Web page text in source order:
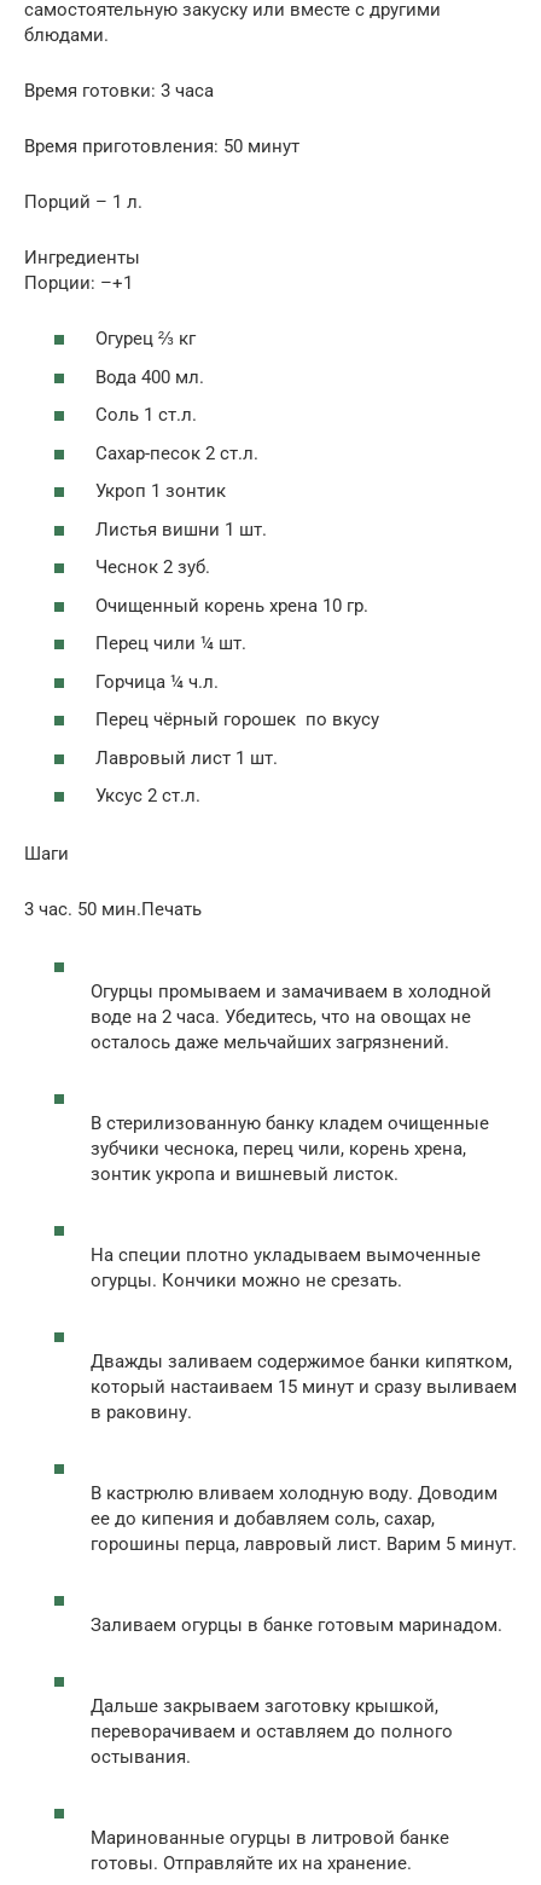
самостоятельную закуску или вместе с другими
блюдами.
Время готовки: 3 часа
Время приготовления: 50 минут
Порций – 1 л.
Ингредиенты
Порции: –+1
Огурец ⅔ кг
Вода 400 мл.
Соль 1 ст.л.
Сахар-песок 2 ст.л.
Укроп 1 зонтик
Листья вишни 1 шт.
Чеснок 2 зуб.
Очищенный корень хрена 10 гр.
Перец чили ¼ шт.
Горчица ¼ ч.л.
Перец чёрный горошек по вкусу
Лавровый лист 1 шт.
Уксус 2 ст.л.
Шаги
3 час. 50 мин.Печать
Огурцы промываем и замачиваем в холодной
воде на 2 часа. Убедитесь, что на овощах не
осталось даже мельчайших загрязнений.
В стерилизованную банку кладем очищенные
зубчики чеснока, перец чили, корень хрена,
зонтик укропа и вишневый листок.
На специи плотно укладываем вымоченные
огурцы. Кончики можно не срезать.
Дважды заливаем содержимое банки кипятком,
который настаиваем 15 минут и сразу выливаем
в раковину.
В кастрюлю вливаем холодную воду. Доводим
ее до кипения и добавляем соль, сахар,
горошины перца, лавровый лист. Варим 5 минут.
Заливаем огурцы в банке готовым маринадом.
Дальше закрываем заготовку крышкой,
переворачиваем и оставляем до полного
остывания.
Маринованные огурцы в литровой банке
готовы. Отправляйте их на хранение.